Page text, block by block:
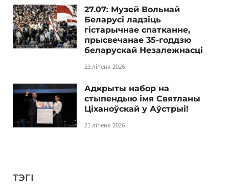
27.07: Музей Вольнай
Беларусі ладзіць
гістарычнае спатканне,
прысвечанае 35-годдзю
беларускай Незалежнасці
23 ліпеня 2026
Адкрыты набор на
стыпендыю імя Святланы
Ціханоўскай у Аўстрыі!
21 ліпеня 2026
ТЭГІ